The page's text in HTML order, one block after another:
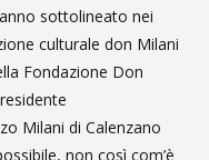
sottolineato nei
culturale don Milani
Fondazione Don
Milani di Calenzano
non così com’è